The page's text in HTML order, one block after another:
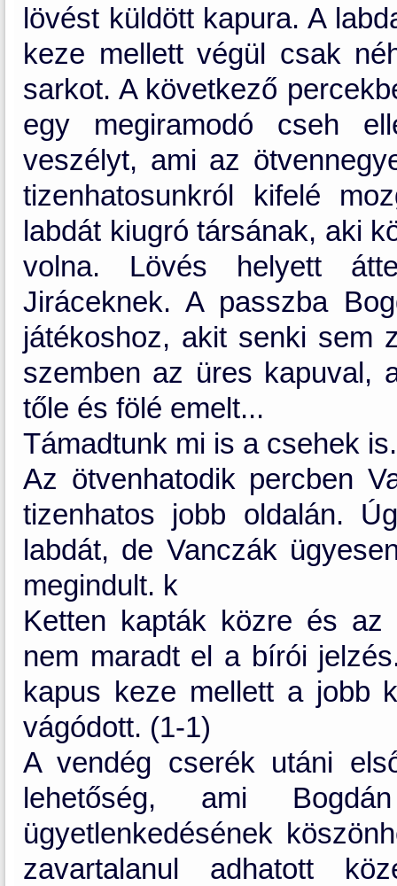
lövést küldött kapura. A
keze mellett végül csak
sarkot. A következő
egy megiramodó cseh
veszélyt, ami az
tizenhatosunkról kifelé
labdát kiugró társának, aki
volna. Lövés helyett
Jiráceknek. A passzba
játékoshoz, akit senki sem
szemben az üres kapuval,
tőle és fölé emelt...
Támadtunk mi is a csehek is.
Az ötvenhatodik percben
tizenhatos jobb oldalán.
labdát, de Vanczák
megindult. k
Ketten kapták közre és az
nem maradt el a bírói
kapus keze mellett a jobb
vágódott. (1-1)
A vendég cserék utáni
lehetőség, ami
ügyetlenkedésének
zavartalanul adhatott